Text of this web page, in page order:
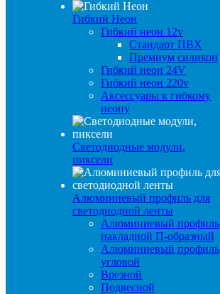
Гибкий Неон
Гибкий неон 12v
Стандарт ПВХ
Премиум силикон
Гибкий неон 24V
Гибкий неон 220v
Аксессуары к гибкому
неону
Светодиодные модули,
пиксели
Алюминиевый профиль для
светодиодной ленты
Алюминиевый профиль
накладной П-образный
Алюминиевый профиль
угловой
Врезной
Подвесной